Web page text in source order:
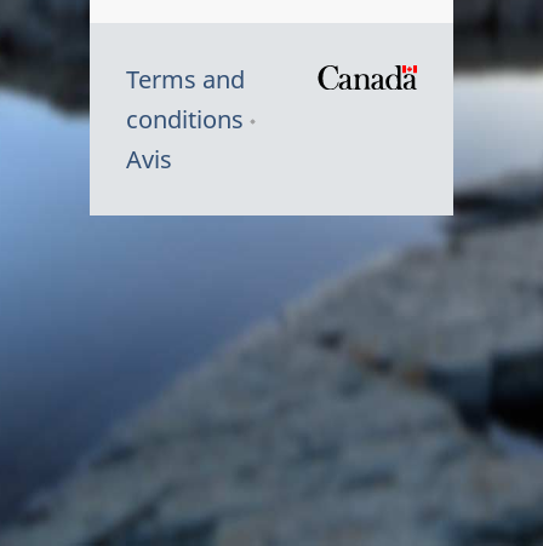
Terms and
conditions
Avis
du